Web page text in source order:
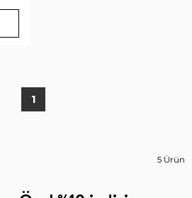
1
5 Ürün